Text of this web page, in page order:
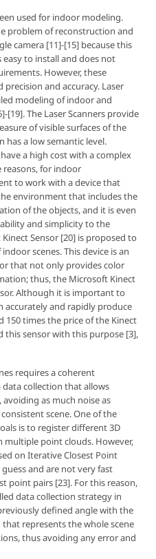
used for indoor modeling.
problem of reconstruction and
camera [11]-[15] because this
to install and does not
However, these
and accuracy. Laser
modeling of indoor and
The Laser Scanners provide
of visible surfaces of the
a low semantic level.
a high cost with a complex
reasons, for indoor
to work with a device that
environment that includes the
of the objects, and it is even
and simplicity to the
Sensor [20] is proposed to
scenes. This device is an
that not only provides color
thus, the Microsoft Kinect
Although it is important to
accurately and rapidly produce
150 times the price of the Kinect
this sensor with this purpose [3],
requires a coherent
collection that allows
as much noise as
scene. One of the
is to register different 3D
multiple point clouds. However,
on Iterative Closest Point
and are not very fast
point pairs [23]. For this reason,
data collection strategy in
defined angle with the
represents the whole scene
thus avoiding any error and